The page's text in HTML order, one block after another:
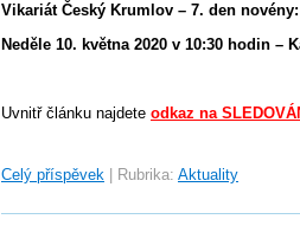
Vikariát Český Krumlov – 7. den novény:
Neděle 10. května 2020 v 10:30 hodin –
Uvnitř článku najdete odkaz na
Celý příspěvek Rubrika: Aktuality